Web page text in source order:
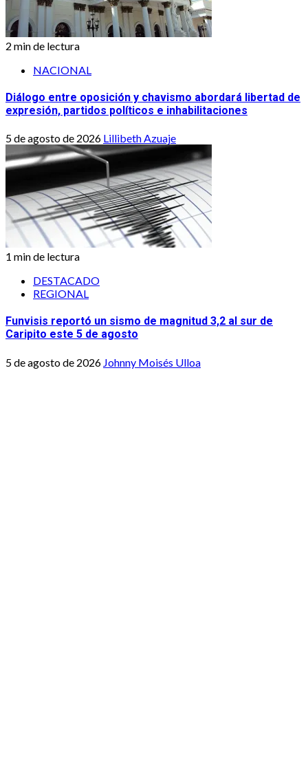
2 min de lectura
NACIONAL
Diálogo entre oposición y chavismo abordará libertad de
expresión, partidos políticos e inhabilitaciones
5 de agosto de 2026 Lillibeth Azuaje
1 min de lectura
DESTACADO
REGIONAL
Funvisis reportó un sismo de magnitud 3,2 al sur de
Caripito este 5 de agosto
5 de agosto de 2026 Johnny Moisés Ulloa